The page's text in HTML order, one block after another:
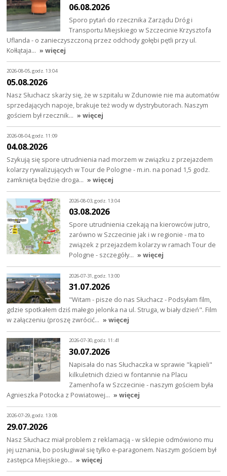
06.08.2026
Sporo pytań do rzecznika Zarządu Dróg i
Transportu Miejskiego w Szczecinie Krzysztofa
Uflanda - o zanieczyszczoną przez odchody gołębi pętli przy ul.
Kołłątaja… » więcej
2026-08-05, godz. 13:04
05.08.2026
Nasz Słuchacz skarży się, że w szpitalu w Zdunowie nie ma automatów
sprzedających napoje, brakuje też wody w dystrybutorach. Naszym
gościem był rzecznik… » więcej
2026-08-04, godz. 11:09
04.08.2026
Szykują się spore utrudnienia nad morzem w związku z przejazdem
kolarzy rywalizujących w Tour de Pologne - m.in. na ponad 1,5 godz.
zamknięta będzie droga… » więcej
2026-08-03, godz. 13:04
03.08.2026
Spore utrudnienia czekają na kierowców jutro,
zarówno w Szczecinie jak i w regionie - ma to
związek z przejazdem kolarzy w ramach Tour de
Pologne - szczegóły… » więcej
2026-07-31, godz. 13:00
31.07.2026
"Witam - pisze do nas Słuchacz - Podsyłam film,
gdzie spotkałem dziś małego jelonka na ul. Struga, w biały dzień". Film
w załączeniu (proszę zwrócić… » więcej
2026-07-30, godz. 11:41
30.07.2026
Napisała do nas Słuchaczka w sprawie "kąpieli"
kilkuletnich dzieci w fontannie na Placu
Zamenhofa w Szczecinie - naszym gościem była
Agnieszka Potocka z Powiatowej… » więcej
2026-07-29, godz. 13:08
29.07.2026
Nasz Słuchacz miał problem z reklamacją - w sklepie odmówiono mu
jej uznania, bo posługiwał się tylko e-paragonem. Naszym gościem był
zastępca Miejskiego… » więcej